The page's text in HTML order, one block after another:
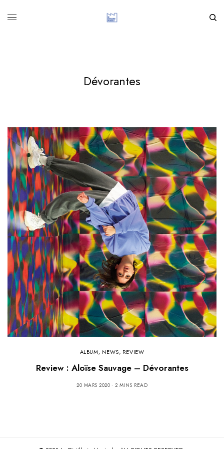
Dévorantes
ALBUM, NEWS, REVIEW
Review : Aloïse Sauvage – Dévorantes
20 MARS 2020 2 MINS READ